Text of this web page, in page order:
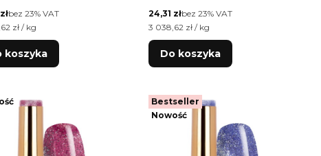
bez 23% VAT
netto
zł / kg
koszyka
Cena netto
24,31 złbez 23% VAT
Cena jednostkowa netto
3 038,62 zł / kg
Do koszyka
Bestseller
Nowość